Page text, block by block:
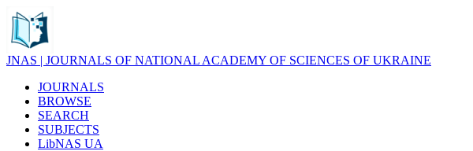
JNAS | JOURNALS OF NATIONAL ACADEMY OF SCIENCES OF UKRAINE
JOURNALS
BROWSE
SEARCH
SUBJECTS
LibNAS UA